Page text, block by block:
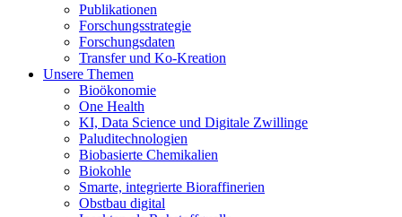
Publikationen
Forschungsstrategie
Forschungsdaten
Transfer und Ko-Kreation
Unsere Themen
Bioökonomie
One Health
KI, Data Science und Digitale Zwillinge
Paluditechnologien
Biobasierte Chemikalien
Biokohle
Smarte, integrierte Bioraffinerien
Obstbau digital